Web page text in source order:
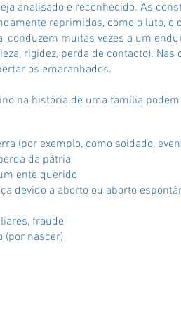
analisado e reconhecido. As
reprimidos, como o luto, o
conduzem muitas vezes a um
rigidez, perda de contacto). Nas
os emaranhados.
na história de uma família
(por exemplo, como soldado,
da pátria
ente querido
devido a aborto ou aborto
fraude
(por nascer)